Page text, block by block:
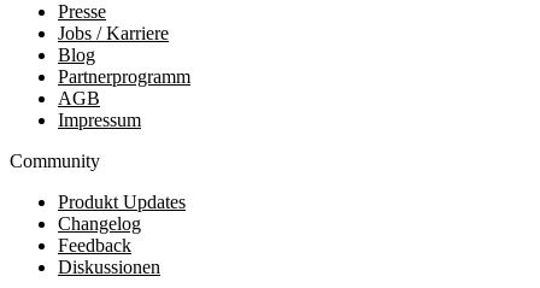
Presse
Jobs / Karriere
Blog
Partnerprogramm
AGB
Impressum
Community
Produkt Updates
Changelog
Feedback
Diskussionen